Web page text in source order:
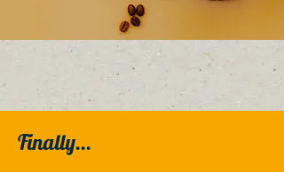
Finally...​